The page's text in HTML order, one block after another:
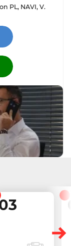
PL, NAVI, V.